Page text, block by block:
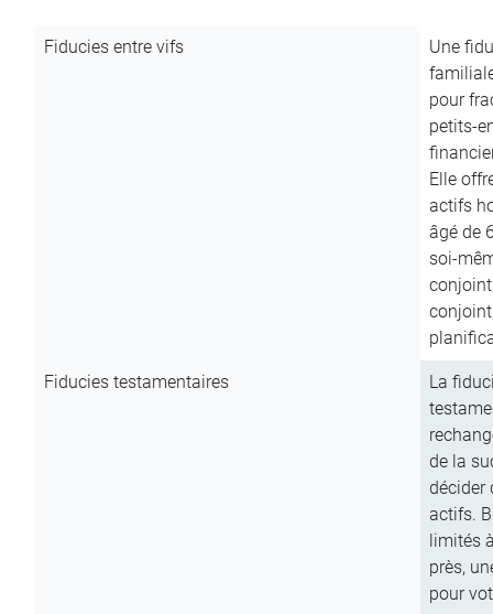
Fiducies entre vifs
Une
pour
petits-
Elle
actifs
âgé de
soi-
Fiducies testamentaires
La
de la
décider
actifs.
limités
près,
pour